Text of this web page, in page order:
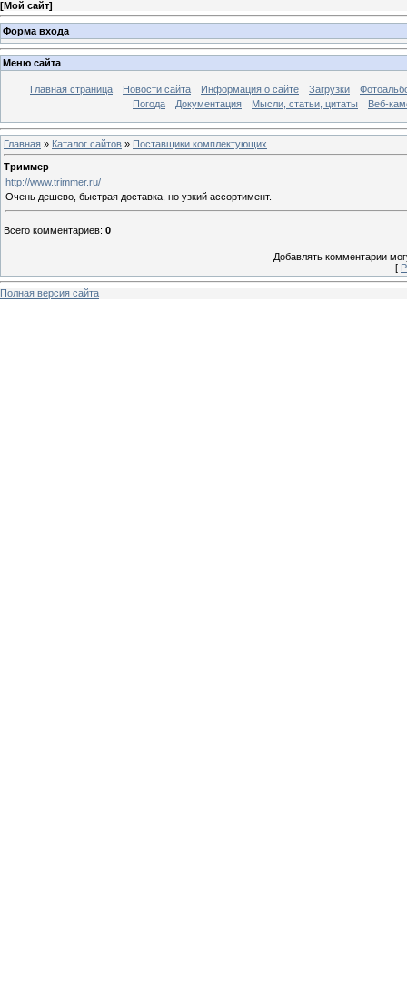
[Мой сайт]
Форма входа
Меню сайта
Главная страница Новости сайта Информация о сайте Загрузки
Погода
Документация Мысли, статьи, цитаты Веб-
Главная » Каталог сайтов » Поставщики комплектующих
Триммер
http://www.trimmer.ru/
Очень дешево, быстрая доставка, но узкий ассортимент.
Всего комментариев: 0
Добавлять комментарии
[
Полная версия сайта